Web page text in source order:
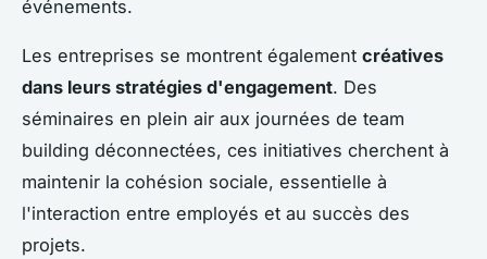
événements.
Les entreprises se montrent également créatives
dans leurs stratégies d'engagement. Des
séminaires en plein air aux journées de team
building déconnectées, ces initiatives cherchent à
maintenir la cohésion sociale, essentielle à
l'interaction entre employés et au succès des
projets.